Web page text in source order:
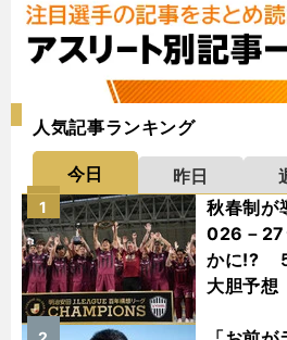
人気記事ランキング
今日 昨日
秋春制が
026－27
かに!?
大胆予想
1